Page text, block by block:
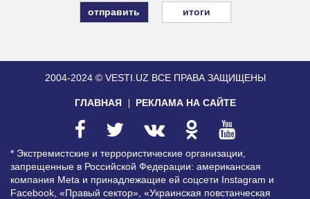
итоги
2004-2024 © VESTI.UZ ВСЕ ПРАВА ЗАЩИЩЕНЫ
ГЛАВНАЯ РЕКЛАМА НА САЙТЕ
* Экстремистские и террористические организации,
запрещенные в Российской Федерации: американская
компания Meta и принадлежащие ей соцсети Instagram и
Facebook, «Правый сектор», «Украинская повстанческая